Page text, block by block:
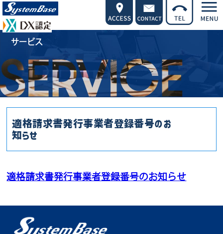
サービス
適格請求書発行事業者登録番号のお
知らせ
適格請求書発行事業者登録番号のお知らせ